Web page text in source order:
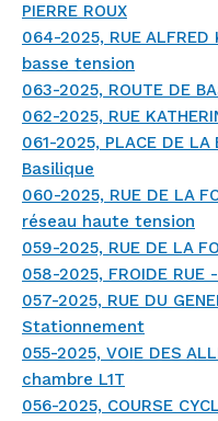
PIERRE ROUX
064-2025, RUE
basse tension
063-2025, ROUTE DE
062-2025, RUE
061-2025, PLACE DE
Basilique
060-2025, RUE DE LA
réseau haute tension
059-2025, RUE DE LA
058-2025, FROIDE
057-2025, RUE DU
Stationnement
055-2025, VOIE DES
chambre L1T
056-2025, COURSE